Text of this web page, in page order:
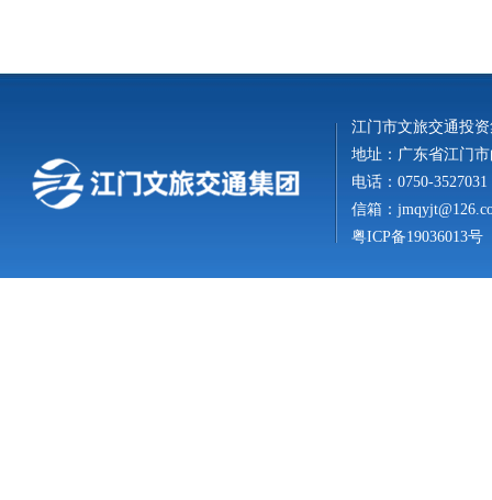
江门市文旅交通投
地址：广东省江门
电话：0750-
信箱：
粤ICP备19036013号